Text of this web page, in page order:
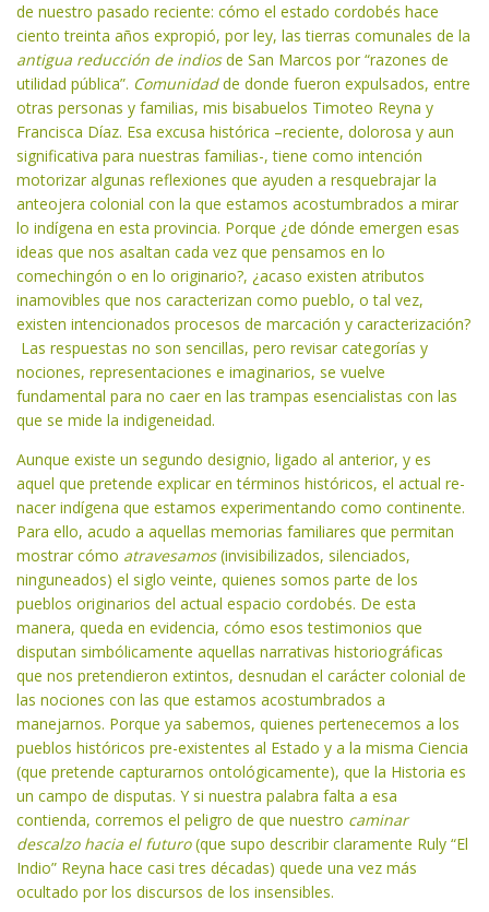
de nuestro pasado reciente: cómo el estado cordobés hace
ciento treinta años expropió, por ley, las tierras comunales de la
antigua reducción de indiosde San Marcos por “razones de
utilidad pública”. Comunidadde donde fueron expulsados, entre
otras personas y familias, mis bisabuelos Timoteo Reyna y
Francisca Díaz. Esa excusa histórica –reciente, dolorosa y aun
significativa para nuestras familias-, tiene como intención
motorizar algunas reflexiones que ayuden a resquebrajar la
anteojera colonial con la que estamos acostumbrados a mirar
lo indígena en esta provincia. Porque ¿de dónde emergen esas
ideas que nos asaltan cada vez que pensamos en lo
comechingón o en lo originario?, ¿acaso existen atributos
inamovibles que nos caracterizan como pueblo, o tal vez,
existen intencionados procesos de marcación y caracterización?
Las respuestas no son sencillas, pero revisar categorías y
nociones, representaciones e imaginarios, se vuelve
fundamental para no caer en las trampas esencialistas con las
que se mide la indigeneidad.
Aunque existe un segundo designio, ligado al anterior, y es
aquel que pretende explicar en términos históricos, el actual re-
nacer indígena que estamos experimentando como continente.
Para ello, acudo a aquellas memorias familiares que permitan
mostrar cómo atravesamos(invisibilizados, silenciados,
ninguneados) el siglo veinte, quienes somos parte de los
pueblos originarios del actual espacio cordobés. De esta
manera, queda en evidencia, cómo esos testimonios que
disputan simbólicamente aquellas narrativas historiográficas
que nos pretendieron extintos, desnudan el carácter colonial de
las nociones con las que estamos acostumbrados a
manejarnos. Porque ya sabemos, quienes pertenecemos a los
pueblos históricos pre-existentes al Estado y a la misma Ciencia
(que pretende capturarnos ontológicamente), que la Historia es
un campo de disputas. Y si nuestra palabra falta a esa
contienda, corremos el peligro de que nuestro caminar
descalzo hacia el futuro(que supo describir claramente Ruly “El
Indio” Reyna hace casi tres décadas) quede una vez más
ocultado por los discursos de los insensibles.